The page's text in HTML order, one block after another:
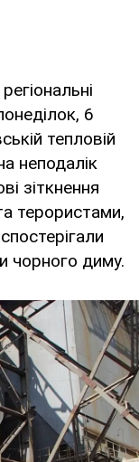
6
тепловій
неподалік
зіткнення
терористами,
чорного диму.